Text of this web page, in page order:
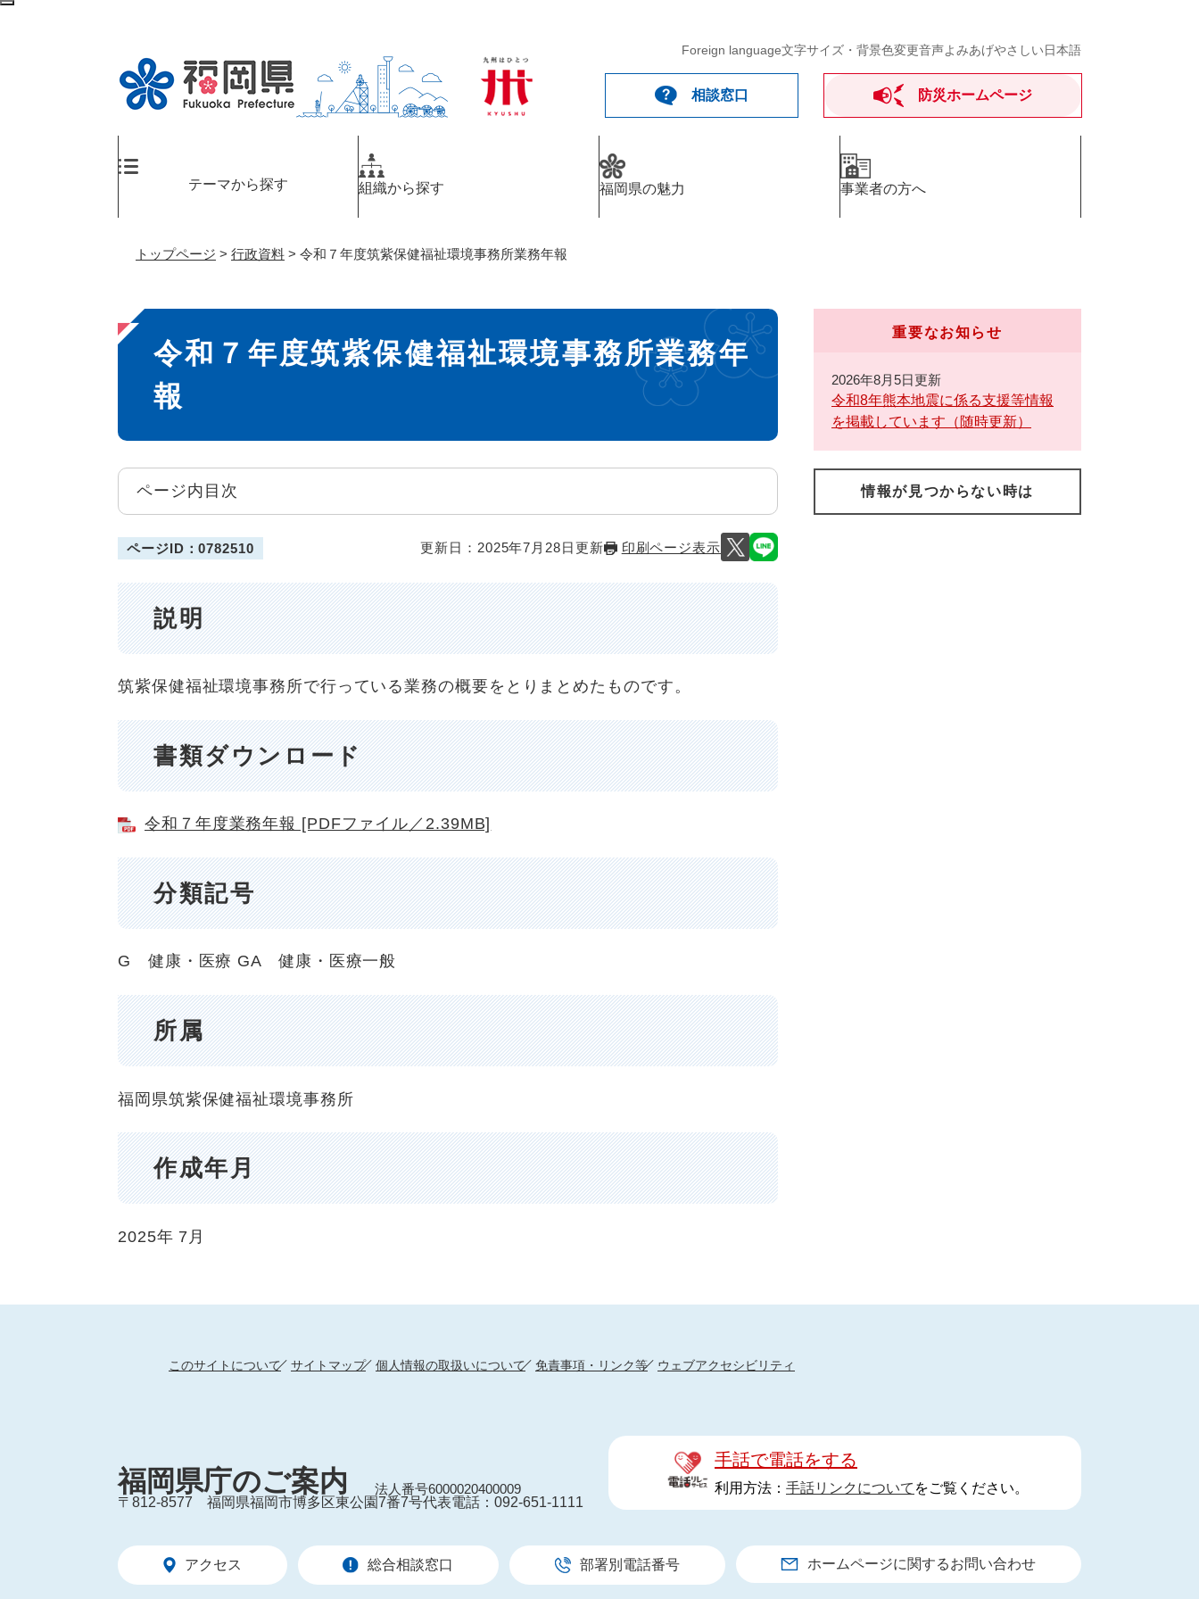
ペ
メ
Foreign language文字サイズ・背景色変更音声よみあげやさしい日本語
相談窓口 防災ホームページ
テーマから探す 組織から探す 福岡県の魅力 事業者の方へ
トップページ > 行政資料 > 令和７年度筑紫保健福祉環境事務所業務年報
本
文
令和７年度筑紫保健福祉環境事務所業務年
報
ページ内目次
ページID：0782510 更新日：2025年7月28日更新 印刷ページ表示
説明
筑紫保健福祉環境事務所で行っている業務の概要をとりまとめたものです。
書類ダウンロード
令和７年度業務年報 [PDFファイル／2.39MB]
分類記号
G 健康・医療 GA 健康・医療一般
所属
福岡県筑紫保健福祉環境事務所
作成年月
2025年 7月
重要なお知らせ
2026年8月5日更新
令和8年熊本地震に係る支援等情報
を掲載しています（随時更新）
情報が見つからない時は
このサイトについて サイトマップ 個人情報の取扱いについて 免責事項・リンク等 ウェブアクセシビリティ
福岡県庁のご案内
法人番号6000020400009
〒812-8577
福岡県福岡市博多区東公園7番7号代表電話：092-651-1111
手話で電話をする
利用方法： 手話リンクについて をご覧ください。
アクセス 総合相談窓口 部署別電話番号 ホームページに関するお問い合わせ